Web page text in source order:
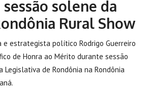
solene da
Rural Show
e estrategista político Rodrigo Guerreiro
de Honra ao Mérito durante sessão
Legislativa de Rondônia na Rondônia